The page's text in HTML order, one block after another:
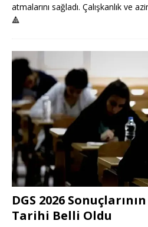
atmalarını sağladı. Çalışkanlık ve
🔺
DGS 2026
Tarihi Belli Oldu